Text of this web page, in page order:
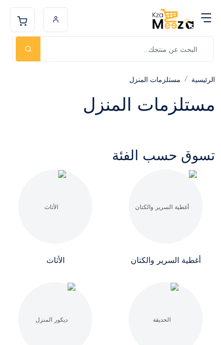
الرئيسية مستلزمات المنزل
مستلزمات المنزل
تسوق حسب الفئة
أغطية السرير والكتان الأثاث